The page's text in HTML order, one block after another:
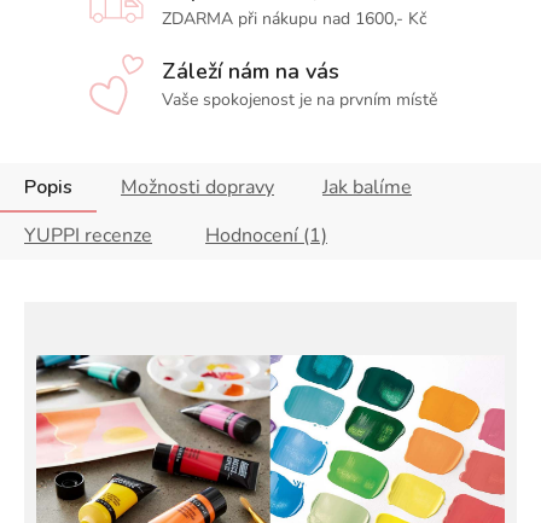
ZDARMA při nákupu nad 1600,- Kč
Záleží nám na vás
Vaše spokojenost je na prvním místě
Popis Možnosti dopravy
Jak balíme
YUPPI recenze
Hodnocení (1)